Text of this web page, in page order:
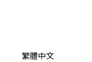
繁體中文